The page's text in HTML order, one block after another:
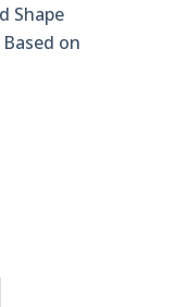
Shape
on